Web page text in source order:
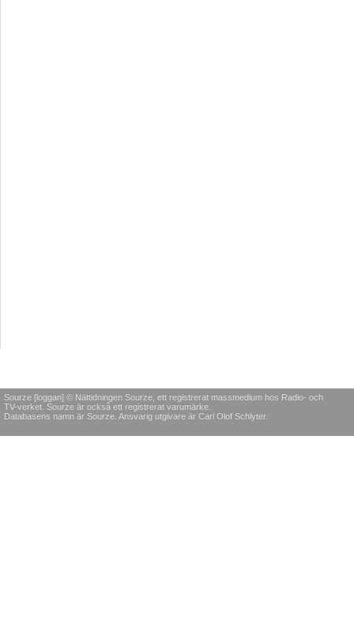
Sourze [loggan] © Nättidningen Sourze, ett registrerat massmedium hos Radio- och
TV-verket. Sourze är också ett registrerat varumärke.
Databasens namn är Sourze. Ansvarig utgivare är Carl Olof Schlyter.